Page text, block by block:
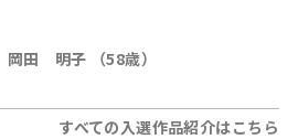
田 明子 （58歳）
すべての入選作品紹介はこちら